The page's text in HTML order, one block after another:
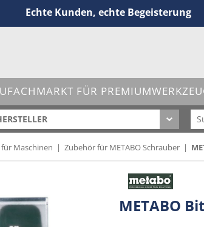
Echte Kunden, echte Begeisterung
FÜR
Maschinen | Zubehör für METABO Schrauber |
METABO